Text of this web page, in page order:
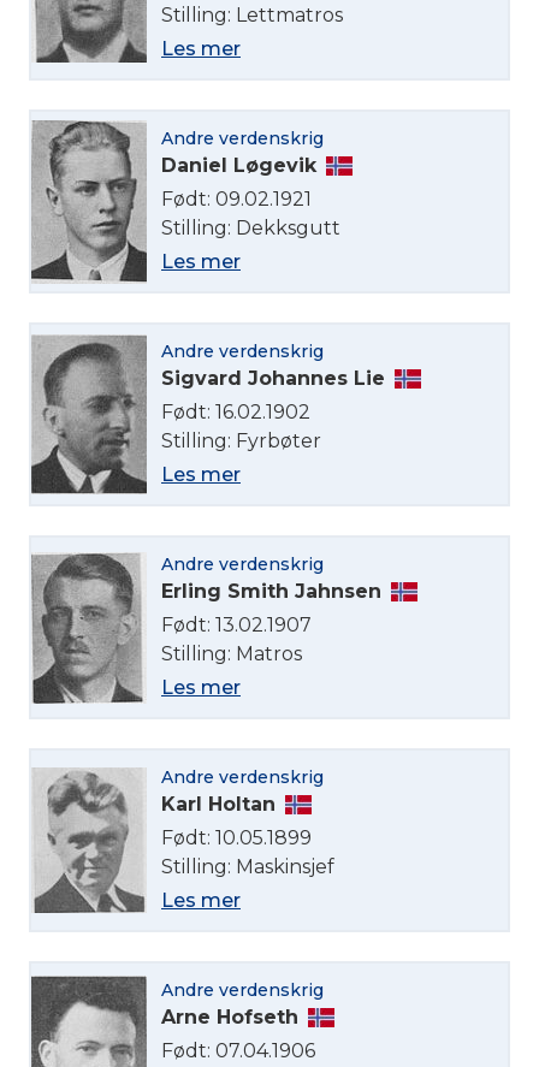
Stilling: Lettmatros
Les mer
Andre verdenskrig
Daniel Løgevik
Født: 09.02.1921
Stilling: Dekksgutt
Les mer
Andre verdenskrig
Sigvard Johannes Lie
Født: 16.02.1902
Stilling: Fyrbøter
Les mer
Andre verdenskrig
Erling Smith Jahnsen
Født: 13.02.1907
Stilling: Matros
Les mer
Andre verdenskrig
Karl Holtan
Født: 10.05.1899
Stilling: Maskinsjef
Les mer
Andre verdenskrig
Arne Hofseth
Født: 07.04.1906